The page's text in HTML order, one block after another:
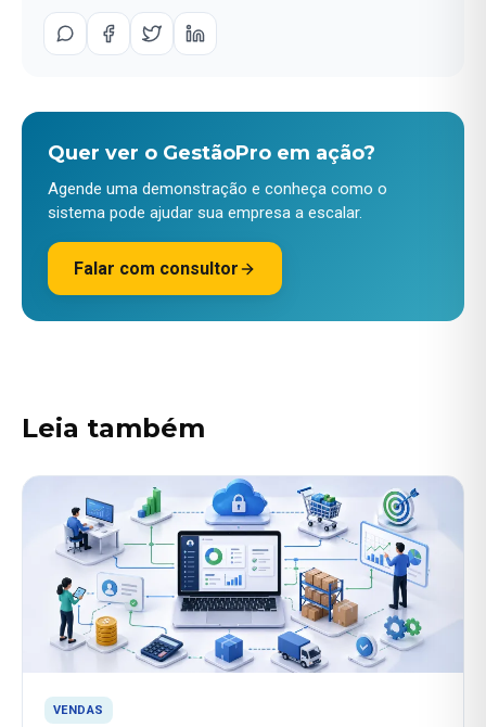
Quer ver o GestãoPro em ação?
Agende uma demonstração e conheça como o
sistema pode ajudar sua empresa a escalar.
Falar com consultor
Leia também
VENDAS